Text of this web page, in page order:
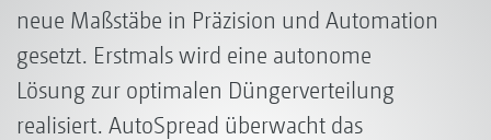
neue Maßstäbe in Präzision und Automation
gesetzt. Erstmals wird eine autonome
Lösung zur optimalen Düngerverteilung
realisiert. AutoSpread überwacht das